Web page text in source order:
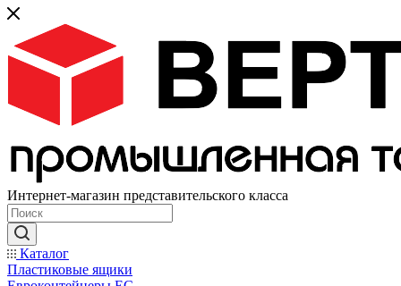
Интернет-магазин представительского класса
Каталог
Пластиковые ящики